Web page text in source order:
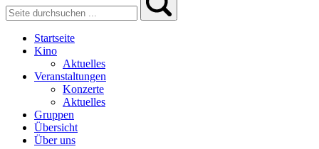
Startseite
Kino
Aktuelles
Veranstaltungen
Konzerte
Aktuelles
Gruppen
Übersicht
Über uns